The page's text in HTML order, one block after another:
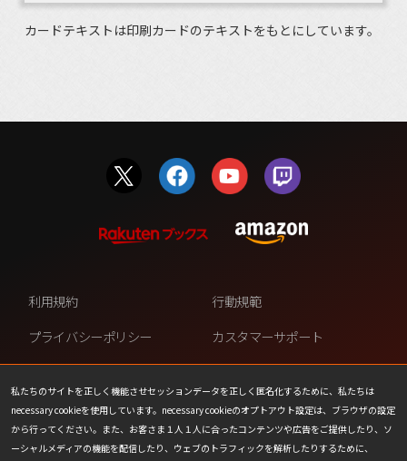
カードテキストは印刷カードのテキストをもとにしています。
私たちのサイトを正しく機能させセッションデータを正しく匿名化するために、私たちは
necessary cookieを使用しています。necessary cookieのオプトアウト設定は、ブラウザの設定
から行ってください。また、お客さま１人１人に合ったコンテンツや広告をご提供したり、ソ
ーシャルメディアの機能を配信したり、ウェブのトラフィックを解析したりするために、
利用規約
行動規範
プライバシーポリシー
カスタマーサポート
ファンコンテンツ・ポリシー
個人情報の販売や共有を許可し
ない
COOKIE
プレスリリース
会社情報
お問い合わせ